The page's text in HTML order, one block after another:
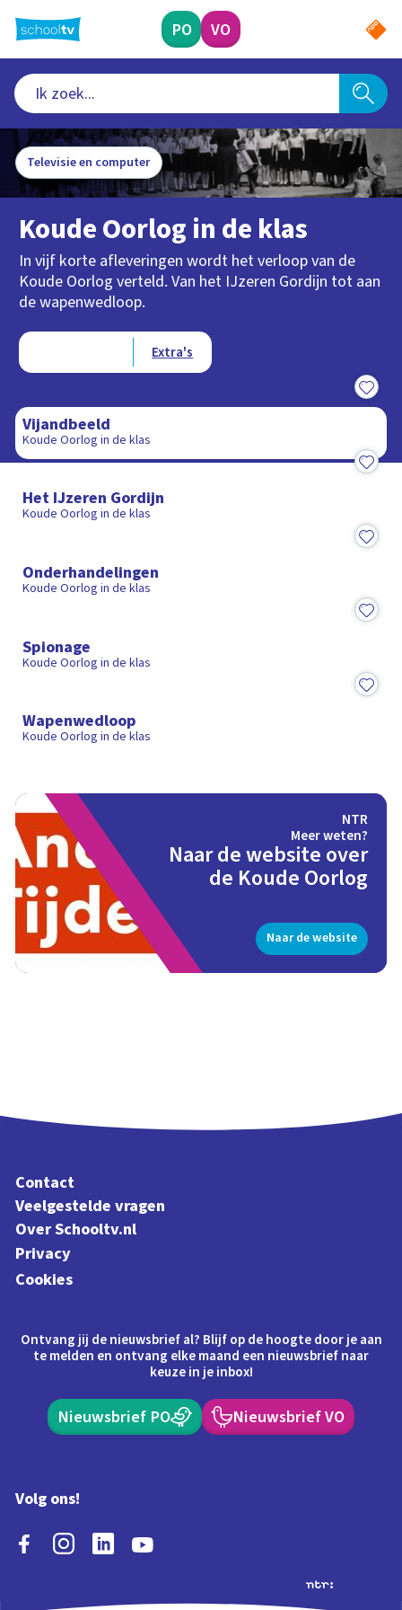
naar
hoofdinhoud
PO VO
Televisie en computer
Koude Oorlog in de klas
In vijf korte afleveringen wordt het verloop van de
Koude Oorlog verteld. Van het IJzeren Gordijn tot aan
de wapenwedloop.
Type videos
Extra's
Vijandbeeld
Koude Oorlog in de klas
Het IJzeren Gordijn
Koude Oorlog in de klas
8:44
Onderhandelingen
Koude Oorlog in de klas
Spionage
Koude Oorlog in de klas
Wapenwedloop
Koude Oorlog in de klas
NTR
Meer weten?
Naar de website over
de Koude Oorlog
Naar de website
Contact
Veelgestelde vragen
Over Schooltv.nl
Privacy
Cookies
Ontvang jij de nieuwsbrief al? Blijf op de hoogte door je aan
te melden en ontvang elke maand een nieuwsbrief naar
keuze in je inbox!
Nieuwsbrief PO Nieuwsbrief VO
Volg ons!